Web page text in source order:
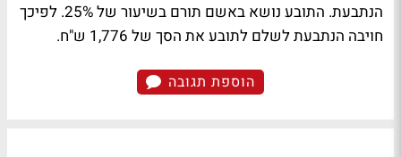
הנתבעת. התובע נושא באשם תורם בשיעור של 25%. לפיכך
חויבה הנתבעת לשלם לתובע את הסך של 1,776 ש"ח.
הוספת תגובה